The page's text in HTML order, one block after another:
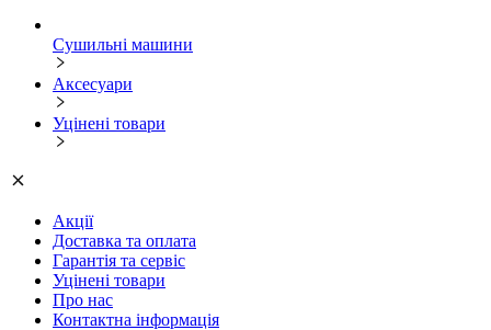
Сушильні машини
Аксесуари
Уцінені товари
Акції
Доставка та оплата
Гарантія та сервіс
Уцінені товари
Про нас
Контактна інформація